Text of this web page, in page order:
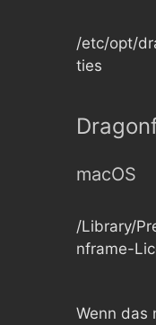
/etc/opt/
ties
macOS
/Library/
nframe-
Wenn das